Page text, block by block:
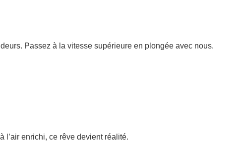
Passez à la vitesse supérieure en plongée avec nous.
l’air enrichi, ce rêve devient réalité.